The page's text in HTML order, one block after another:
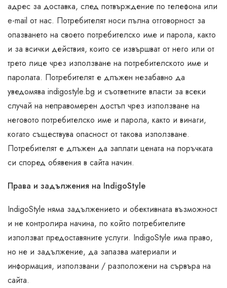
адрес за доставка, след потвърждение по телефона или
e-mail от нас. Потребителят носи пълна отговорност за
опазването на своето потребителско име и парола, както
и за всички действия, които се извършват от него или от
трето лице чрез използване на потребителското име и
паролата. Потребителят е длъжен незабавно да
уведомява indigostyle.bg и съответните власти за всеки
случай на неправомерен достъп чрез използване на
неговото потребителско име и парола, както и винаги,
когато съществува опасност от такова използване.
Потребителят е длъжен да заплати цената на поръчката
си според обявения в сайта начин.
Права и задължения на IndigoStyle
IndigoStyle няма задължението и обективната възможност
и не контролира начина, по който потребителите
използват предоставяните услуги. IndigoStyle има право,
но не и задължение, да запазва материали и
информация, използвани / разположени на сървъра на
сайта.